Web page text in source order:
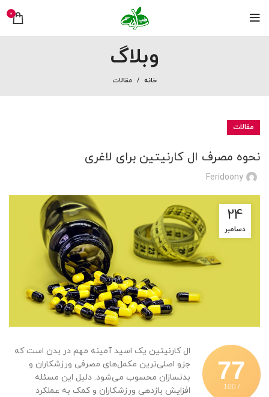
0
وبلاگ
خانه مقالات
مقالات
نحوه مصرف ال کارنیتین برای لاغری
Feridoony
24
دسامبر
77
/ 100
ال کارنیتین یک اسید آمینه مهم در بدن است که
جزو اصلی‌ترین مکمل‌های مصرفی ورزشکاران و
بدنسازان محسوب می‌شود. دلیل این مسئله
افزایش بازدهی ورزشکاران و کمک به عملکرد